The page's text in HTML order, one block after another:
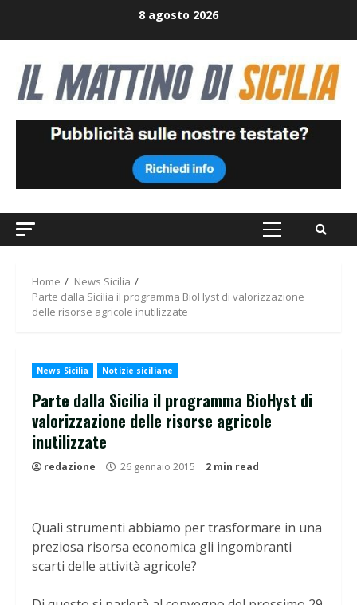
8 agosto 2026
Primary
Home
News Sicilia
Parte dalla Sicilia il programma BioHyst di valorizzazione
delle risorse agricole inutilizzate
News Sicilia Notizie siciliane
Parte dalla Sicilia il programma BioHyst di
valorizzazione delle risorse agricole
inutilizzate
redazione 26 gennaio 2015 2 min read
Quali strumenti abbiamo per trasformare in una
preziosa risorsa economica gli ingombranti
scarti delle attività agricole?